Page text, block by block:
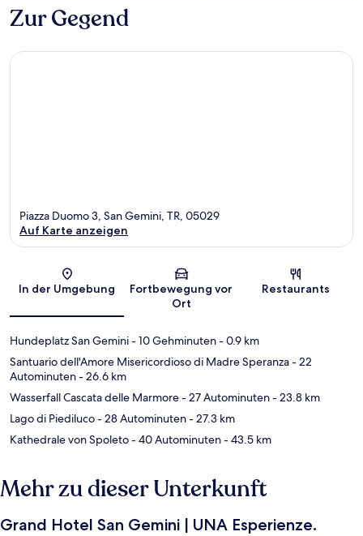
Zur Gegend
Karte
Piazza Duomo 3, San Gemini, TR, 05029
Auf Karte anzeigen
In der Umgebung
Fortbewegung vor
Ort
Restaurants
Hundeplatz San Gemini- 10 Gehminuten- 0.9 km
Santuario dell'Amore Misericordioso di Madre Speranza- 22
Autominuten- 26.6 km
Wasserfall Cascata delle Marmore- 27 Autominuten- 23.8 km
Lago di Piediluco- 28 Autominuten- 27.3 km
Kathedrale von Spoleto- 40 Autominuten- 43.5 km
Mehr zu dieser Unterkunft
Grand Hotel San Gemini | UNA Esperienze.